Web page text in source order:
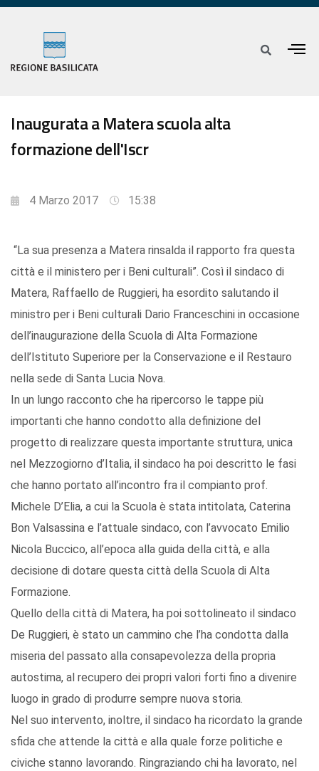
Inaugurata a Matera scuola alta
formazione dell'Iscr
4 Marzo 2017 15:38
“La sua presenza a Matera rinsalda il rapporto fra questa
città e il ministero per i Beni culturali”. Così il sindaco di
Matera, Raffaello de Ruggieri, ha esordito salutando il
ministro per i Beni culturali Dario Franceschini in occasione
dell’inaugurazione della Scuola di Alta Formazione
dell’Istituto Superiore per la Conservazione e il Restauro
nella sede di Santa Lucia Nova.
In un lungo racconto che ha ripercorso le tappe più
importanti che hanno condotto alla definizione del
progetto di realizzare questa importante struttura, unica
nel Mezzogiorno d’Italia, il sindaco ha poi descritto le fasi
che hanno portato all’incontro fra il compianto prof.
Michele D’Elia, a cui la Scuola è stata intitolata, Caterina
Bon Valsassina e l’attuale sindaco, con l’avvocato Emilio
Nicola Buccico, all’epoca alla guida della città, e alla
decisione di dotare questa città della Scuola di Alta
Formazione.
Quello della città di Matera, ha poi sottolineato il sindaco
De Ruggieri, è stato un cammino che l’ha condotta dalla
miseria del passato alla consapevolezza della propria
autostima, al recupero dei propri valori forti fino a divenire
luogo in grado di produrre sempre nuova storia.
Nel suo intervento, inoltre, il sindaco ha ricordato la grande
sfida che attende la città e alla quale forze politiche e
civiche stanno lavorando. Ringraziando chi ha lavorato, nel